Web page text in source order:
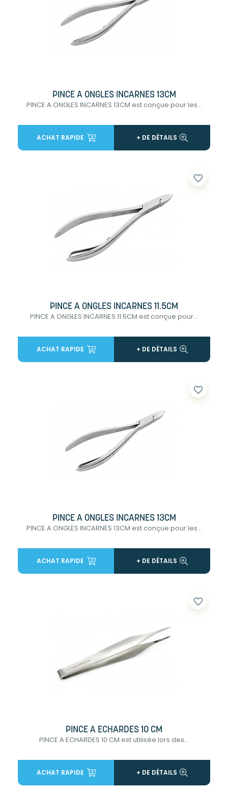
PINCE A ONGLES INCARNES 13CM
PINCE A ONGLES INCARNES 13CM est conçue pour les...
ACHAT RAPIDE + DE DÉTAILS
favorite_border
PINCE A ONGLES INCARNES 11.5CM
PINCE A ONGLES INCARNES 11.5CM est conçue pour...
ACHAT RAPIDE + DE DÉTAILS
favorite_border
PINCE A ONGLES INCARNES 13CM
PINCE A ONGLES INCARNES 13CM est conçue pour les...
ACHAT RAPIDE + DE DÉTAILS
favorite_border
PINCE A ECHARDES 10 CM
PINCE A ECHARDES 10 CM est utilisée lors des...
ACHAT RAPIDE + DE DÉTAILS